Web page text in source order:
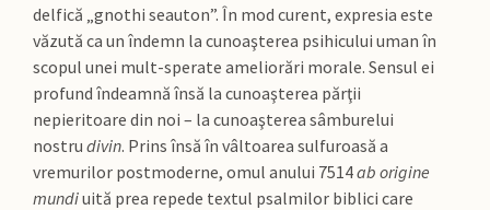
delfică „gnothi seauton”. În mod curent, expresia este
văzută ca un îndemn la cunoaşterea psihicului uman în
scopul unei mult-sperate ameliorări morale. Sensul ei
profund îndeamnă însă la cunoaşterea părţii
nepieritoare din noi – la cunoaşterea sâmburelui
nostru divin. Prins însă în vâltoarea sulfuroasă a
vremurilor postmoderne, omul anului 7514ab origine
mundiuită prea repede textul psalmilor biblici care